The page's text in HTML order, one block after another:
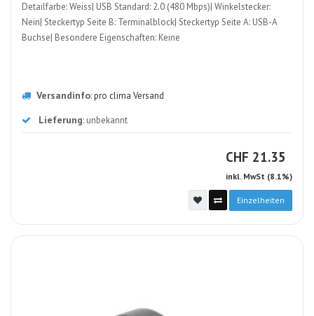
Detailfarbe: Weiss| USB Standard: 2.0 (480 Mbps)| Winkelstecker:
Nein| Steckertyp Seite B: Terminalblock| Steckertyp Seite A: USB-A
Buchse| Besondere Eigenschaften: Keine
Versandinfo:pro clima Versand
Lieferung: unbekannt
CHF CHF
21.35
inkl. MwSt (8.1%)
Einzelheiten